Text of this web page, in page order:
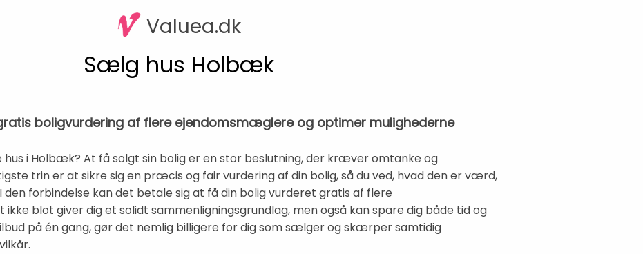
Valuea.dk
Sælg hus Holbæk
boligvurdering af flere ejendomsmæglere og optimer mulighederne
i Holbæk? At få solgt sin bolig er en stor beslutning, der kræver omtanke og
trin er at sikre sig en præcis og fair vurdering af din bolig, så du ved, hvad den er værd,
forbindelse kan det betale sig at få din bolig vurderet gratis af flere
blot giver dig et solidt sammenligningsgrundlag, men også kan spare dig både tid og
på én gang, gør det nemlig billigere for dig som sælger og skærper samtidig